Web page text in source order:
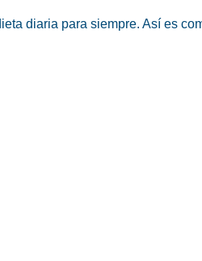
diaria para siempre. Así es